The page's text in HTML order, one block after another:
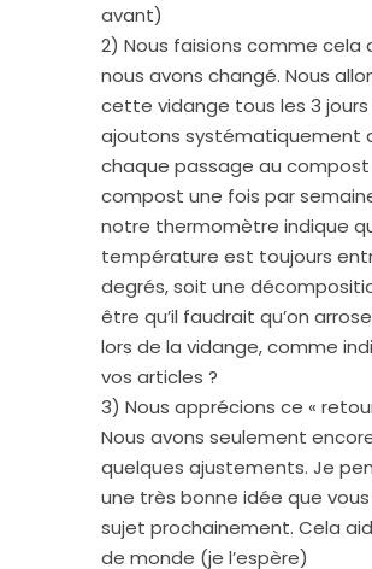
avant)
2) Nous faisions comme cela
nous avons changé. Nous
cette vidange tous les 3 jours
ajoutons systématiquement
chaque passage au
compost une fois par
notre thermomètre indique
température est toujours
degrés, soit une
être qu’il faudrait qu’on
lors de la vidange, comme
vos articles ?
3) Nous apprécions ce «
Nous avons seulement
quelques ajustements. Je
une très bonne idée que
sujet prochainement. Cela
de monde (je l’espère)